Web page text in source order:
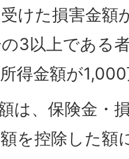
けた損害金額
3以上である
得金額が
は、保険金・
を控除した額